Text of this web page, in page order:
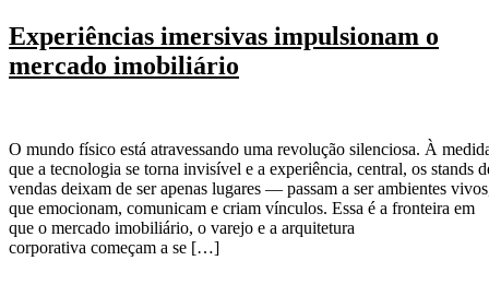
Experiências imersivas impulsionam o
mercado imobiliário
O mundo físico está atravessando uma revolução silenciosa. À
que a tecnologia se torna invisível e a experiência, central, os stands
vendas deixam de ser apenas lugares — passam a ser ambientes
que emocionam, comunicam e criam vínculos. Essa é a fronteira em
que o mercado imobiliário, o varejo e a arquitetura
corporativa começam a se […]